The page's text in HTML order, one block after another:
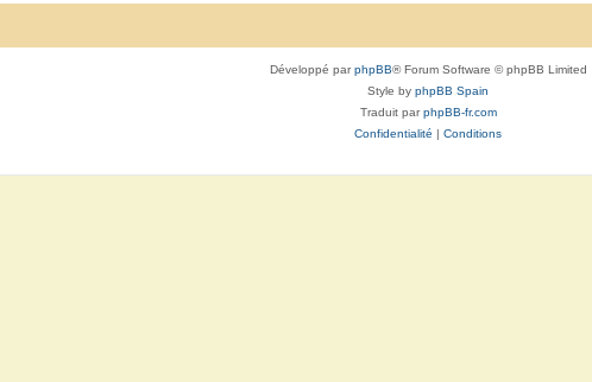
Développé parphpBB® Forum Software © phpBB Limited
Style by phpBB Spain
Traduit parphpBB-fr.com
Confidentialité
Conditions